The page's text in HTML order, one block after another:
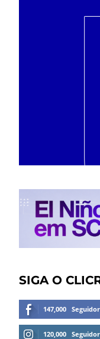
SIGA O
147,000
120,000